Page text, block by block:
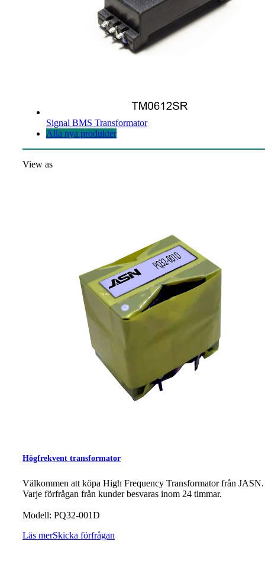
Signal BMS Transformator
Alla nya produkter
View as
Högfrekvent transformator
Välkommen att köpa High Frequency Transformator från JASN.
Varje förfrågan från kunder besvaras inom 24 timmar.
Modell: PQ32-001D
Läs merSkicka förfrågan